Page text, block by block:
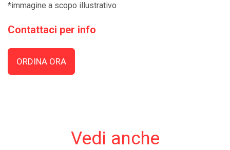
*immagine a scopo illustrativo
Contattaci per info
ORDINA ORA
Vedi anche